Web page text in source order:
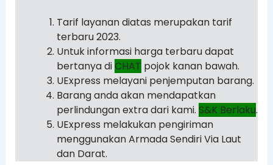
Tarif layanan diatas merupakan tarif
terbaru 2023.
Untuk informasi harga terbaru dapat
bertanya diCHAT pojok kanan bawah.
UExpress melayani penjemputan barang.
Barang anda akan mendapatkan
perlindungan extra dari kami. S&K Berlaku.
UExpress melakukan pengiriman
menggunakan Armada Sendiri Via Laut
dan Darat.